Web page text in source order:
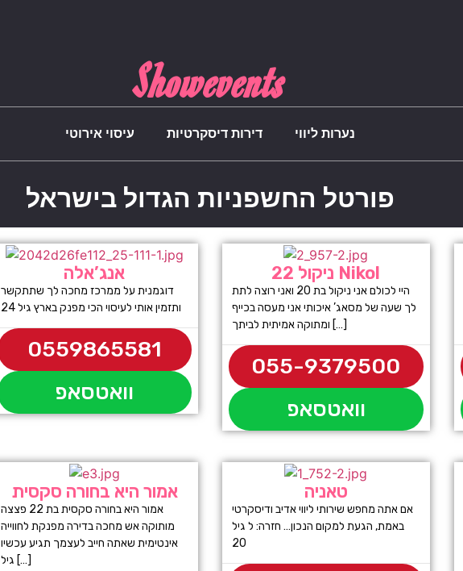
Showevents
עיסוי אירוטי דירות דיסקרטיות נערות ליווי
פורטל החשפניות הגדול בישראל
אנג’אלה
דוגמנית על ממרכז מחכה לך שתתקשר
ותזמין אותי לעיסוי הכי מפנק בארץ גיל 24
0559865581
וואטסאפ
ניקול 22 Nikol
היי לכולם אני ניקול בת 20 ואני רוצה לתת
לך שעה של מסאג’ איכותי אני מעסה בכייף
ומתוקה אמיתית לביתך […]
055-9379500
וואטסאפ
אמור היא בחורה סקסית
אמור היא בחורה סקסית בת 22 פצצה
מותוקה אש מחכה בדירה מפנקת לחווייה
אינטימית שאתה חייב לעצמך תגיע עכשיו
גיל […]
טאניה
אם אתה מחפש שירותי ליווי אדיב ודיסקרטי
באמת, הגעת למקום הנכון… חזרה: ל גיל
20